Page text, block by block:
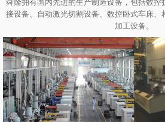
舜隆拥有国内先进的生产制造设备，包括数控
接设备、自动激光切割设备、数控卧式车床、
加工设备。